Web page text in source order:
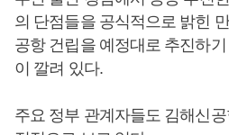
의 단점들을 공식적으로 밝힌
공항 건립을 예정대로 추진하
이 깔려 있다.
주요 정부 관계자들도 김해신